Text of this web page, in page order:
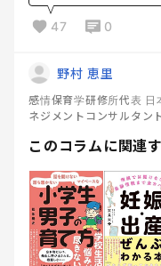
47 0
野村 恵里
感情保育学研修所代表 日
ネジメントコンサルタン
このコラムに関連